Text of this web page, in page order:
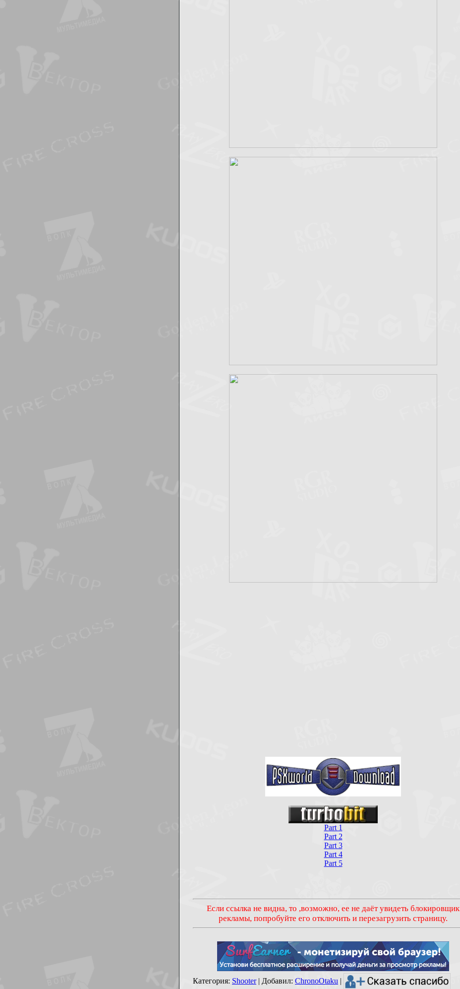
Part 1
Part 2
Part 3
Part 4
Part 5
Если ссылка не видна, то ,возможно, ее не даёт увидеть блокировщик
рекламы, попробуйте его отключить и перезагрузить страницу.
Категория: Shooter| Добавил: ChronoOtaku |